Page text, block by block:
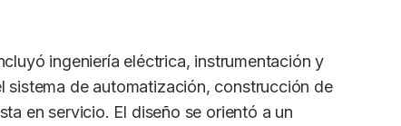
ingeniería eléctrica, instrumentación y
sistema de automatización, construcción de
en servicio. El diseño se orientó a un